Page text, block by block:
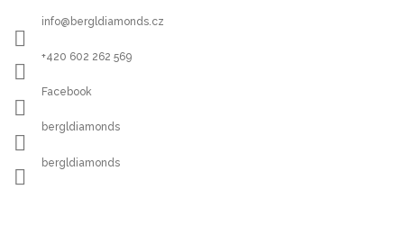
info@ bergldiamonds.cz
+420 602 262 569
Facebook
bergldiamonds
bergldiamonds